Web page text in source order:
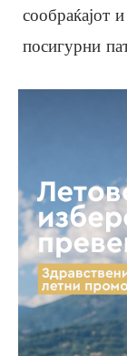
сообраќајот
посигурни